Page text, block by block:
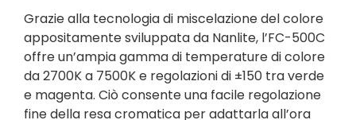
Grazie alla tecnologia di miscelazione del colore
appositamente sviluppata da Nanlite, l’FC-500C
offre un’ampia gamma di temperature di colore
da 2700K a 7500K e regolazioni di ±150 tra verde
e magenta. Ciò consente una facile regolazione
fine della resa cromatica per adattarla all’ora